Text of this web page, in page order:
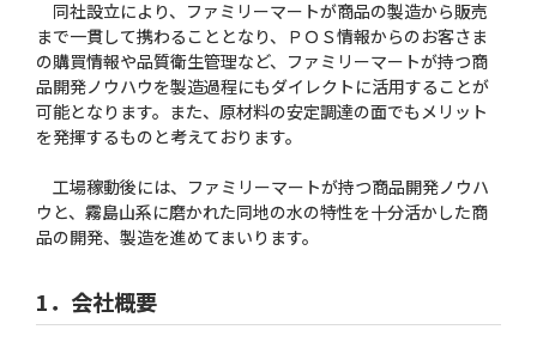
同社設立により、ファミリーマートが商品の製造から販売
まで一貫して携わることとなり、ＰＯＳ情報からのお客さま
の購買情報や品質衛生管理など、ファミリーマートが持つ商
品開発ノウハウを製造過程にもダイレクトに活用することが
可能となります。また、原材料の安定調達の面でもメリット
を発揮するものと考えております。
工場稼動後には、ファミリーマートが持つ商品開発ノウハ
ウと、霧島山系に磨かれた同地の水の特性を十分活かした商
品の開発、製造を進めてまいります。
1．会社概要